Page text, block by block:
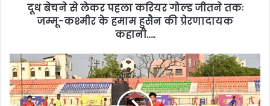
दूध बेचने से लेकर पहला करियर गोल्ड जीतने तकः
जम्मू-कश्मीर के हमाम हुसैन की प्रेरणादायक
कहानी…..